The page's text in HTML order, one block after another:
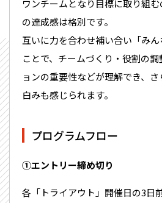
ワンチームとなり目標に取り組
の達成感は格別です。
互いに力を合わせ補い合い「みん
ことで、チームづくり・役割の
ョンの重要性などが理解でき、
白みも感じられます。
プログラムフロー
①エントリー締め切り
各「トライアウト」開催日の3日